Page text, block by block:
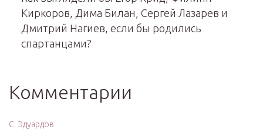
Киркоров, Дима Билан, Сергей Лазарев и
Дмитрий Нагиев, если бы родились
спартанцами?
Комментарии
С. Эдуардов